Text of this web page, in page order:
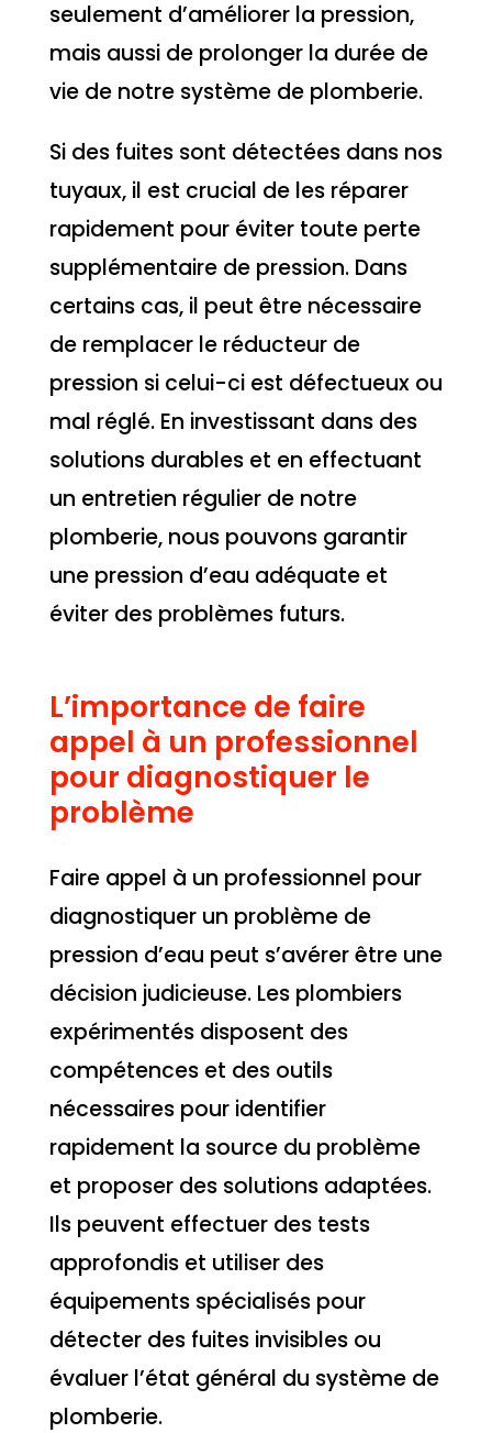
seulement d’améliorer la pression,
mais aussi de prolonger la durée de
vie de notre système de plomberie.
Si des fuites sont détectées dans nos
tuyaux, il est crucial de les réparer
rapidement pour éviter toute perte
supplémentaire de pression. Dans
certains cas, il peut être nécessaire
de remplacer le réducteur de
pression si celui-ci est défectueux ou
mal réglé. En investissant dans des
solutions durables et en effectuant
un entretien régulier de notre
plomberie, nous pouvons garantir
une pression d’eau adéquate et
éviter des problèmes futurs.
L’importance de faire
appel à un professionnel
pour diagnostiquer le
problème
Faire appel à un professionnel pour
diagnostiquer un problème de
pression d’eau peut s’avérer être une
décision judicieuse. Les plombiers
expérimentés disposent des
compétences et des outils
nécessaires pour identifier
rapidement la source du problème
et proposer des solutions adaptées.
Ils peuvent effectuer des tests
approfondis et utiliser des
équipements spécialisés pour
détecter des fuites invisibles ou
évaluer l’état général du système de
plomberie.